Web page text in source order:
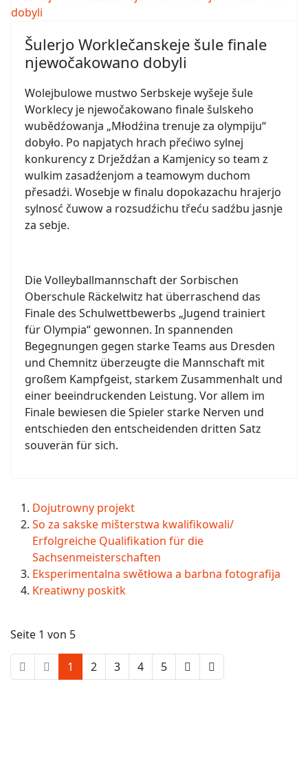
Šulerjo Worklečanskeje šule finale
njewočakowano dobyli
Wolejbulowe mustwo Serbskeje wyšeje šule
Worklecy je njewočakowano finale šulskeho
wubědźowanja „Młodźina trenuje za olympiju“
dobyło. Po napjatych hrach přećiwo sylnej
konkurency z Drježdźan a Kamjenicy so team z
wulkim zasadźenjom a teamowym duchom
přesadźi. Wosebje w finalu dopokazachu hrajerjo
sylnosć čuwow a rozsudźichu třeću sadźbu jasnje
za sebje.
Die Volleyballmannschaft der Sorbischen
Oberschule Räckelwitz hat überraschend das
Finale des Schulwettbewerbs „Jugend trainiert
für Olympia“ gewonnen. In spannenden
Begegnungen gegen starke Teams aus Dresden
und Chemnitz überzeugte die Mannschaft mit
großem Kampfgeist, starkem Zusammenhalt und
einer beeindruckenden Leistung. Vor allem im
Finale bewiesen die Spieler starke Nerven und
entschieden den entscheidenden dritten Satz
souverän für sich.
Dojutrowny projekt
So za sakske mišterstwa kwalifikowali/
Erfolgreiche Qualifikation für die
Sachsenmeisterschaften
Eksperimentalna swětłowa a barbna fotografija
Kreatiwny poskitk
Seite 1 von 5
1 2 3 4 5